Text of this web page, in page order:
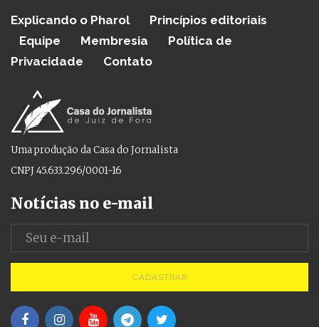
Explicando o Pharol
Princípios editoriais
Equipe
Membresia
Política de
Privacidade
Contato
Uma produção da Casa do Jornalista
CNPJ 45.633.296/0001-16
Notícias no e-mail
CADASTRAR